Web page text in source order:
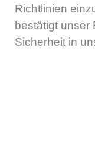
Richtlinien
bestätigt unser
Sicherheit in